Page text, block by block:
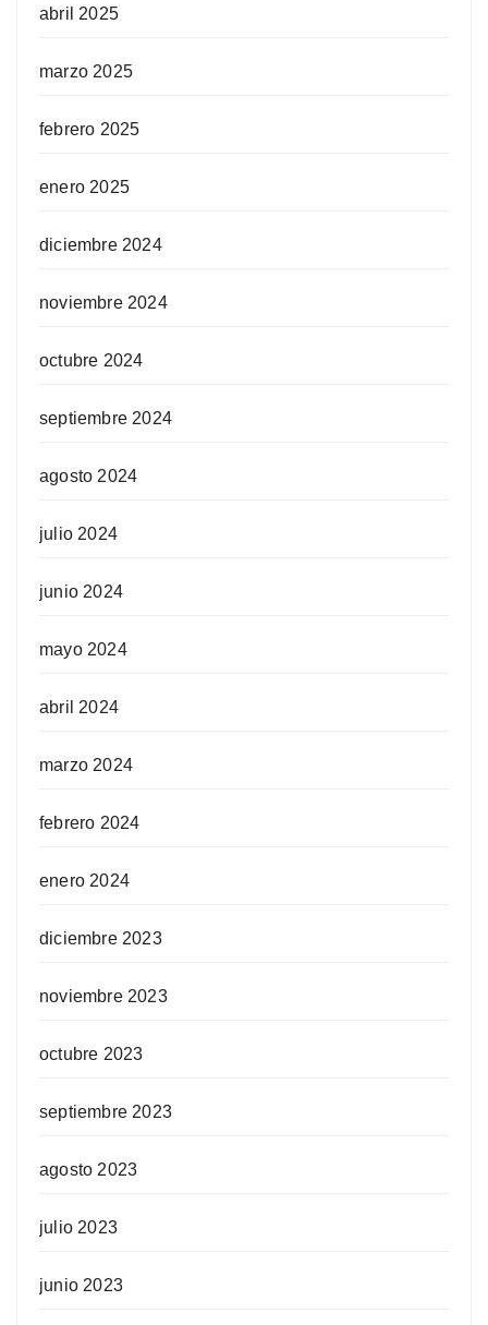
abril 2025
marzo 2025
febrero 2025
enero 2025
diciembre 2024
noviembre 2024
octubre 2024
septiembre 2024
agosto 2024
julio 2024
junio 2024
mayo 2024
abril 2024
marzo 2024
febrero 2024
enero 2024
diciembre 2023
noviembre 2023
octubre 2023
septiembre 2023
agosto 2023
julio 2023
junio 2023